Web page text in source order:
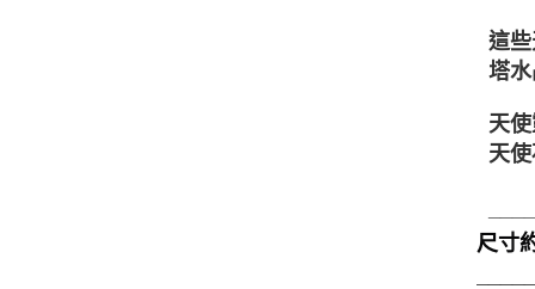
這
塔
天
天
尺寸